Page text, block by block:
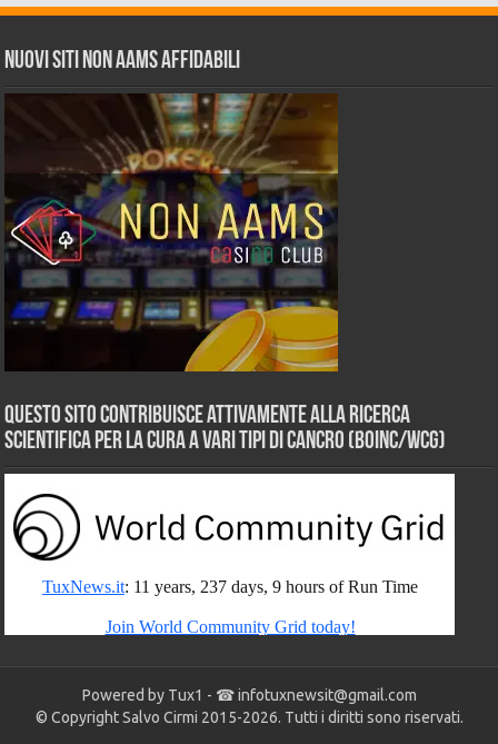
Nuovi siti non AAMS affidabili
Questo sito contribuisce attivamente alla ricerca
scientifica per la cura a vari tipi di Cancro (BOINC/WCG)
Powered by Tux1 - ☎infotuxnewsit@gmail.com
© Copyright Salvo Cirmi 2015-2026. Tutti i diritti sono riservati.